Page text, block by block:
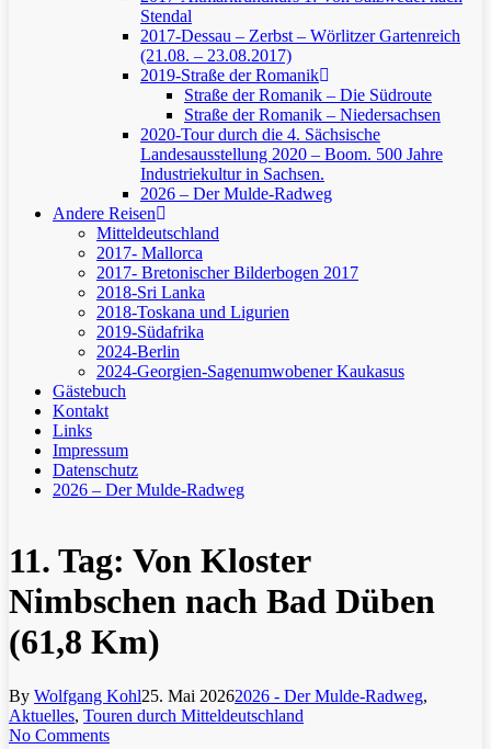
Stendal
2017-Dessau – Zerbst – Wörlitzer Gartenreich
(21.08. – 23.08.2017)
2019-Straße der Romanik
Straße der Romanik – Die Südroute
Straße der Romanik – Niedersachsen
2020-Tour durch die 4. Sächsische
Landesausstellung 2020 – Boom. 500 Jahre
Industriekultur in Sachsen.
2026 – Der Mulde-Radweg
Andere Reisen
Mitteldeutschland
2017- Mallorca
2017- Bretonischer Bilderbogen 2017
2018-Sri Lanka
2018-Toskana und Ligurien
2019-Südafrika
2024-Berlin
2024-Georgien-Sagenumwobener Kaukasus
Gästebuch
Kontakt
Links
Impressum
Datenschutz
2026 – Der Mulde-Radweg
11. Tag: Von Kloster
Nimbschen nach Bad Düben
(61,8 Km)
By Wolfgang Kohl25. Mai 20262026 - Der Mulde-Radweg,
Aktuelles, Touren durch Mitteldeutschland
No Comments